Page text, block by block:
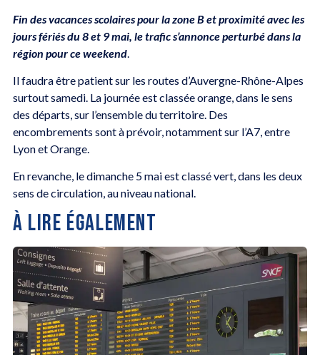
Fin des vacances scolaires pour la zone B et proximité avec les
jours fériés du 8 et 9 mai, le trafic s’annonce perturbé dans la
région pour ce weekend.
Il faudra être patient sur les routes d’Auvergne-Rhône-Alpes
surtout samedi. La journée est classée orange, dans le sens
des départs, sur l’ensemble du territoire. Des
encombrements sont à prévoir, notamment sur l’A7, entre
Lyon et Orange.
En revanche, le dimanche 5 mai est classé vert, dans les deux
sens de circulation, au niveau national.
À LIRE ÉGALEMENT